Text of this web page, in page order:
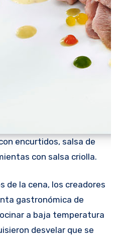
encurtidos, salsa de
con salsa criolla.
de la cena, los creadores
gastronómica de
a baja temperatura
desvelar que se